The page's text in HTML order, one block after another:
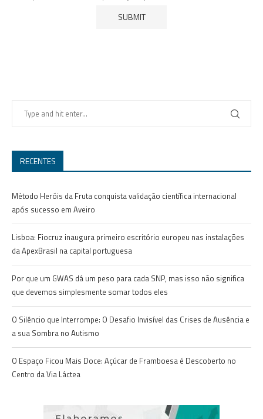
RECENTES
Método Heróis da Fruta conquista validação científica internacional
após sucesso em Aveiro
Lisboa: Fiocruz inaugura primeiro escritório europeu nas instalações
da ApexBrasil na capital portuguesa
Por que um GWAS dá um peso para cada SNP, mas isso não significa
que devemos simplesmente somar todos eles
O Silêncio que Interrompe: O Desafio Invisível das Crises de Ausência e
a sua Sombra no Autismo
O Espaço Ficou Mais Doce: Açúcar de Framboesa é Descoberto no
Centro da Via Láctea